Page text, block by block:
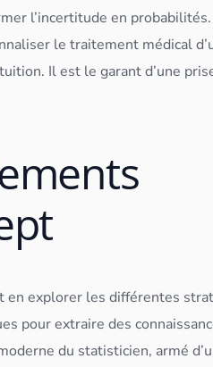
l’incertitude en probabilités.
le traitement médical
Il est le garant d’une
en explorer les différentes
pour extraire des
du statisticien, armé